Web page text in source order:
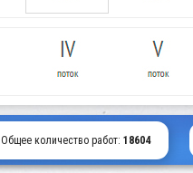
Общее количество работ: 18604